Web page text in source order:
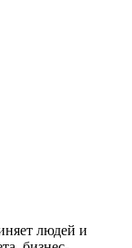
людей и